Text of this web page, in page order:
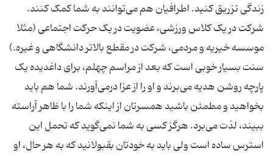
زندگی تزریق کنید. اطرافیان هم می‌توانند به شما کمک کنند.
شرکت در یک کلاس ورزشی، عضویت در یک حرکت اجتماعی (مثلا
موسسه خیریه و مردمی، شرکت در مقطع بالاتر دانشگاهی و غیره.)
سنت بسیار خوبی است که بعد از مراسم چهلم، برای داغدیده یک
پارچه روشن هدیه می‌برند و او را از عزا درمی‌آورند. شما هم باید
بخواهید و مطمئن باشید همسرتان از اینکه شما را با ظاهر آراسته
ببیند، لذت می‌برد. هرگز کسی به شما نمی‌گوید که تحمل این
استرس ساده است ولی باید به خودتان بقبولانید که به هر حال، او